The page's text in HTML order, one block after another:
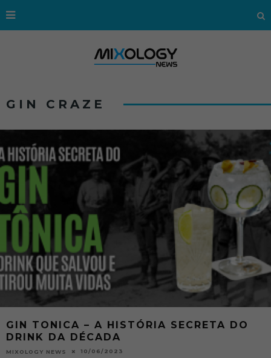
GIN CRAZE
GIN TONICA – A HISTÓRIA SECRETA DO
DRINK DA DÉCADA
MIXOLOGY NEWS 10/06/2023